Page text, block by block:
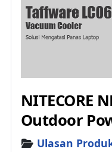
NITECORE
Outdoor
Details
Ulasan